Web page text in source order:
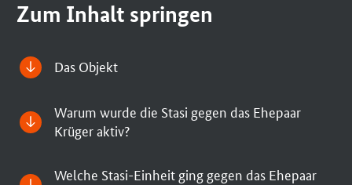
Zum Inhalt springen
Das Objekt
Warum wurde die Stasi gegen das Ehepaar
Krüger aktiv?
Welche Stasi-Einheit ging gegen das Ehepaar